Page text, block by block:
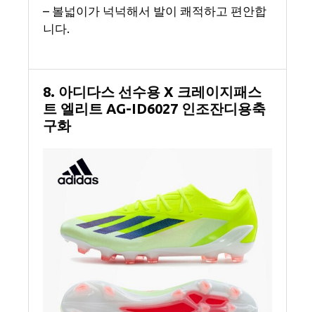
– 볼넓이가 넉넉해서 발이 쾌적하고 편안합
니다.
8. 아디다스 선수용 X 크레이지패스
트 엘리트 AG-ID6027 인조잔디용축
구화